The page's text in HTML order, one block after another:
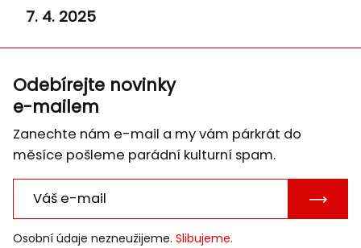
7. 4. 2025
Odebírejte novinky
e-mailem
Zanechte nám e-mail a my vám párkrát do
měsíce pošleme parádní kulturní spam.
E-
Osobní údaje nezneužijeme. Slibujeme.